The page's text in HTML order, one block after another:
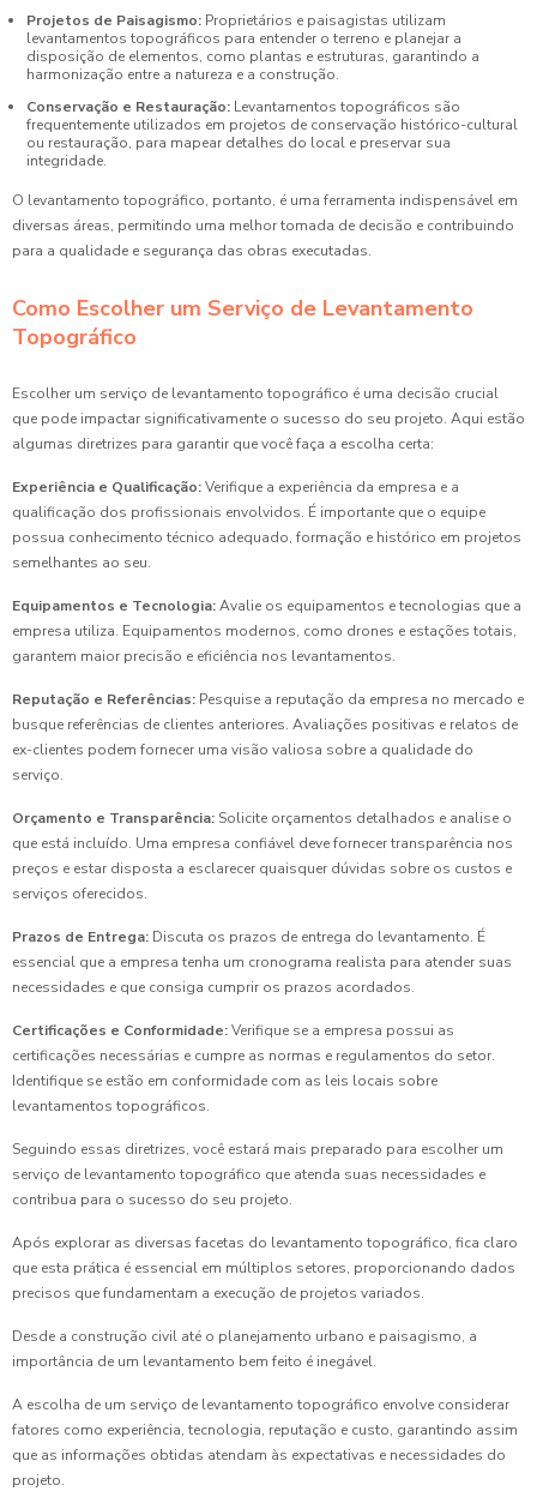
Projetos de Paisagismo: Proprietários e paisagistas utilizam
levantamentos topográficos para entender o terreno e planejar a
disposição de elementos, como plantas e estruturas, garantindo a
harmonização entre a natureza e a construção.
Conservação e Restauração: Levantamentos topográficos são
frequentemente utilizados em projetos de conservação histórico-cultural
ou restauração, para mapear detalhes do local e preservar sua
integridade.
O levantamento topográfico, portanto, é uma ferramenta indispensável em
diversas áreas, permitindo uma melhor tomada de decisão e contribuindo
para a qualidade e segurança das obras executadas.
Como Escolher um Serviço de Levantamento
Topográfico
Escolher um serviço de levantamento topográfico é uma decisão crucial
que pode impactar significativamente o sucesso do seu projeto. Aqui estão
algumas diretrizes para garantir que você faça a escolha certa:
Experiência e Qualificação:Verifique a experiência da empresa e a
qualificação dos profissionais envolvidos. É importante que o equipe
possua conhecimento técnico adequado, formação e histórico em projetos
semelhantes ao seu.
Equipamentos e Tecnologia:Avalie os equipamentos e tecnologias que a
empresa utiliza. Equipamentos modernos, como drones e estações totais,
garantem maior precisão e eficiência nos levantamentos.
Reputação e Referências: Pesquise a reputação da empresa no mercado e
busque referências de clientes anteriores. Avaliações positivas e relatos de
ex-clientes podem fornecer uma visão valiosa sobre a qualidade do
serviço.
Orçamento e Transparência: Solicite orçamentos detalhados e analise o
que está incluído. Uma empresa confiável deve fornecer transparência nos
preços e estar disposta a esclarecer quaisquer dúvidas sobre os custos e
serviços oferecidos.
Prazos de Entrega: Discuta os prazos de entrega do levantamento. É
essencial que a empresa tenha um cronograma realista para atender suas
necessidades e que consiga cumprir os prazos acordados.
Certificações e Conformidade:Verifique se a empresa possui as
certificações necessárias e cumpre as normas e regulamentos do setor.
Identifique se estão em conformidade com as leis locais sobre
levantamentos topográficos.
Seguindo essas diretrizes, você estará mais preparado para escolher um
serviço de levantamento topográfico que atenda suas necessidades e
contribua para o sucesso do seu projeto.
Após explorar as diversas facetas do levantamento topográfico, fica claro
que esta prática é essencial em múltiplos setores, proporcionando dados
precisos que fundamentam a execução de projetos variados.
Desde a construção civil até o planejamento urbano e paisagismo, a
importância de um levantamento bem feito é inegável.
A escolha de um serviço de levantamento topográfico envolve considerar
fatores como experiência, tecnologia, reputação e custo, garantindo assim
que as informações obtidas atendam às expectativas e necessidades do
projeto.